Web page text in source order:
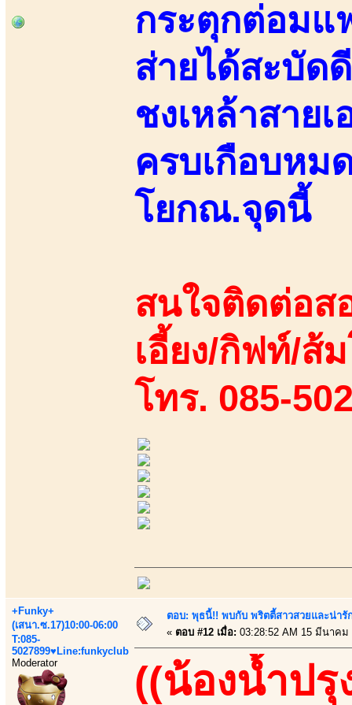
กระตุกต่อมแ
ส่ายได้สะบัด
ชงเหล้าสาย
ครบเกือบหม
โยกณ.จุดนี้
สนใจติดต่อส
เอี้ยง/กิฟท์/ส้
โทร. 085-
+Funky+
(เสนา.ซ.17)10:00-06:00
T:085-
5027899♥Line:funkyclub
Moderator
ตอบ: พุธนี้!! พบกับ พริตตี้สาวสวยและน่า
« ตอบ #12 เมื่อ: 03:28:52 AM 15 มีนาคม
((น้องน้ำปรุ